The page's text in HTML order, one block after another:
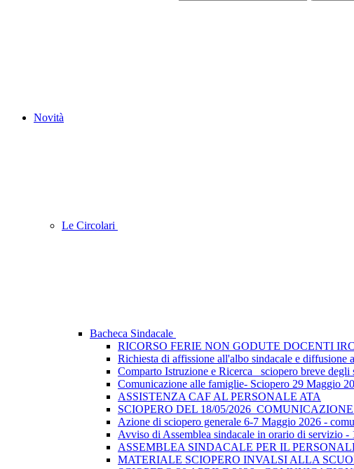
Novità
Le Circolari
Bacheca Sindacale
RICORSO FERIE NON GODUTE DOCENTI IRC
Richiesta di affissione all'albo sindacale e
Comparto Istruzione e Ricerca_ sciopero breve
Comunicazione alle famiglie- Sciopero 29 Maggio
ASSISTENZA CAF AL PERSONALE ATA
SCIOPERO DEL 18/05/
Azione di sciopero generale 6-7 Maggio 2026 -
Avviso di Assemblea sindacale in orario di servizio -
ASSEMBLEA SINDACALE PER IL
MATERIALE SCIOPERO INVALSI ALLA